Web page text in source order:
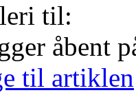
til:
åbent
til artiklen